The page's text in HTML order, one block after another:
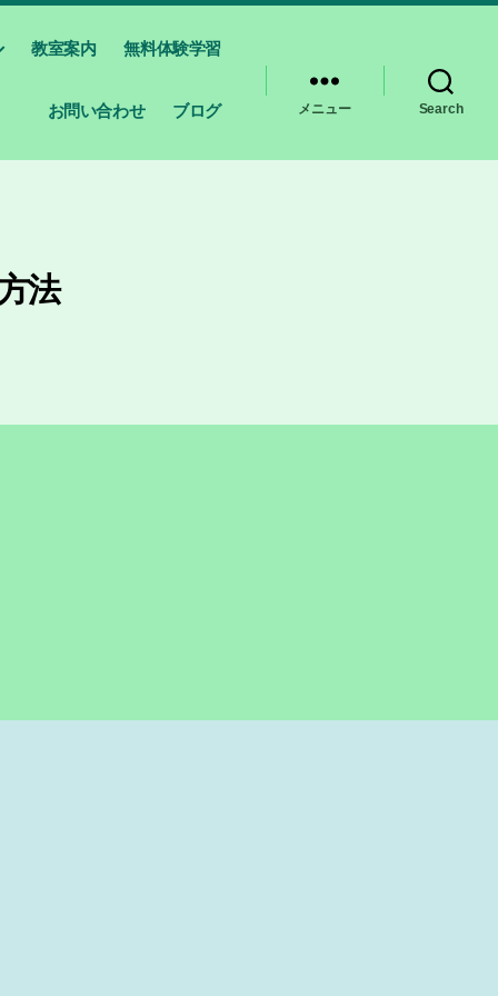
教室案内 無料体験学習
お問い合わせ ブログ メニュー Search
法